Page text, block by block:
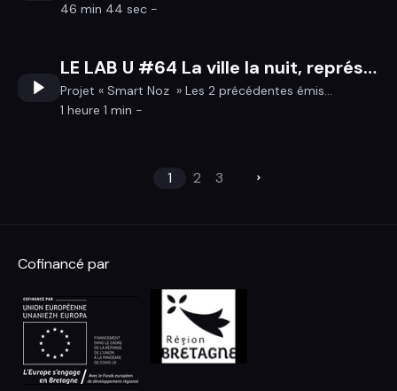
46 min 44 sec -
LE LAB U #64 La ville la nuit, représentations sociales et impact sur l’environnement
Projet « Smart Noz » Les 2 précédentes émis...
1 heure 1 min -
1 2 3
Cofinancé par